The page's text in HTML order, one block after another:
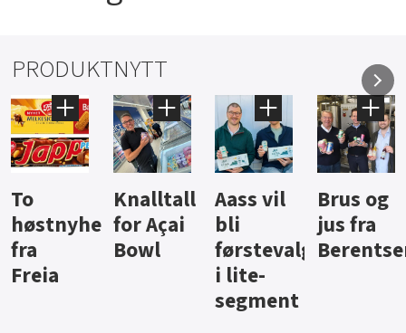
PRODUKTNYTT
Knalltall
for Açai
Bowl
Aass vil
bli
førstevalg
Brus og
jus fra
Berentsen
Hard
iste fra
Hansa